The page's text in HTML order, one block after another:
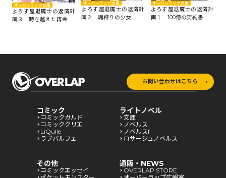
オーバーラップ文庫
よろず屋退魔士の返済計
画３ 時を越えた再会
オーバーラップ文庫
よろず屋退魔士の返済計
画２ 魂縛りの少女
オーバーラップ文庫
よろず屋退魔士の返済計
画１ 100億の契約書
お問い合わせはこちら
コミック
コミックガルド
コミッククリエ
LiQulle
ラブパルフェ
ライトノベル
文庫
ノベルス
ノベルスf
ロサージュノベルス
その他
コミックエッセイ
通販・NEWS
OVERLAP STORE